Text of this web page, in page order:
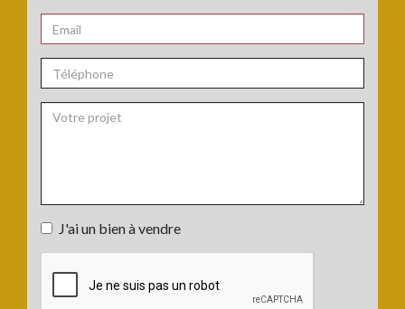
chambres
Nom
*
Email
*
Téléphone
projet
:
J'ai un bien à vendre
un